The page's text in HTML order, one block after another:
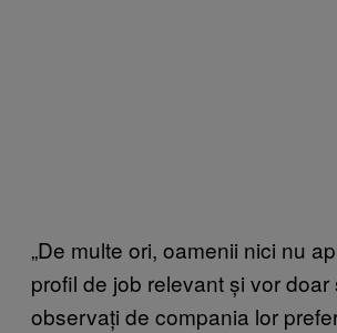
„De multe ori, oamenii nici nu
profil de job relevant și vor doar
observați de compania lor